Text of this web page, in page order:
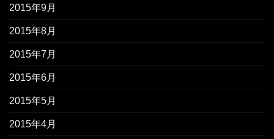
2015年9月
2015年8月
2015年7月
2015年6月
2015年5月
2015年4月